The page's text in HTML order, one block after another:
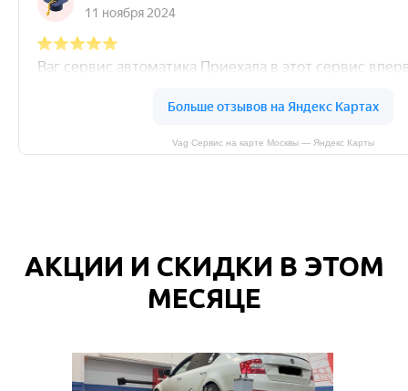
Vag Сервис на карте Москвы — Яндекс Карты
АКЦИИ И СКИДКИ В ЭТОМ
МЕСЯЦЕ